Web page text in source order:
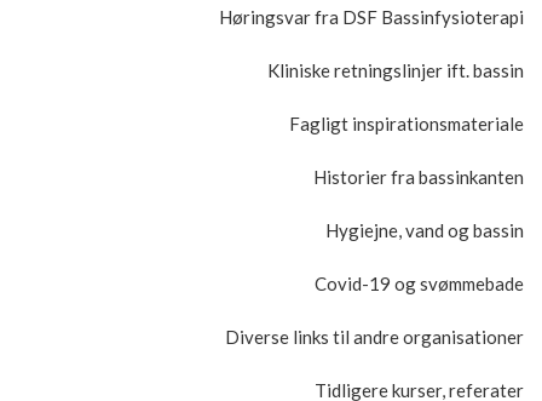
Høringsvar fra DSF Bassinfysioterapi
Kliniske retningslinjer ift. bassin
Fagligt inspirationsmateriale
Historier fra bassinkanten
Hygiejne, vand og bassin
Covid-19 og svømmebade
Diverse links til andre organisationer
Tidligere kurser, referater